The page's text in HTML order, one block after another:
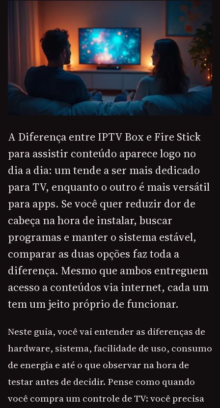
A Diferença entre IPTV Box e Fire Stick
para assistir conteúdo aparece logo no
dia a dia: um tende a ser mais dedicado
para TV, enquanto o outro é mais versátil
para apps. Se você quer reduzir dor de
cabeça na hora de instalar, buscar
programas e manter o sistema estável,
comparar as duas opções faz toda a
diferença. Mesmo que ambos entreguem
acesso a conteúdos via internet, cada um
tem um jeito próprio de funcionar.
Neste guia, você vai entender as diferenças de
hardware, sistema, facilidade de uso, consumo
de energia e até o que observar na hora de
testar antes de decidir. Pense como quando
você compra um controle de TV: você precisa